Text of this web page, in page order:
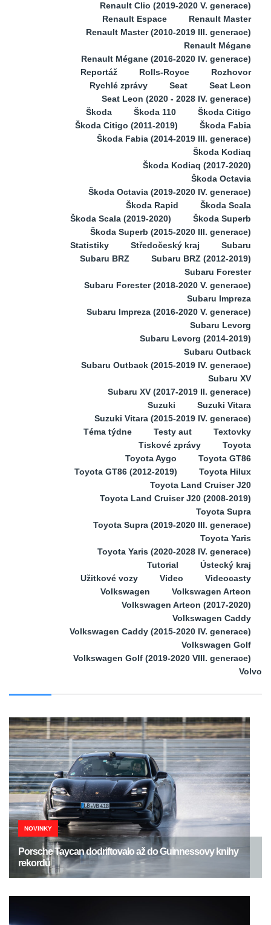
Renault Clio (2019-2020 V. generace)
Renault Espace
Renault Master
Renault Master (2010-2019 III. generace)
Renault Mégane
Renault Mégane (2016-2020 IV. generace)
Reportáž
Rolls-Royce
Rozhovor
Rychlé zprávy
Seat
Seat Leon
Seat Leon (2020 - 2028 IV. generace)
Škoda
Škoda 110
Škoda Citigo
Škoda Citigo (2011-2019)
Škoda Fabia
Škoda Fabia (2014-2019 III. generace)
Škoda Kodiaq
Škoda Kodiaq (2017-2020)
Škoda Octavia
Škoda Octavia (2019-2020 IV. generace)
Škoda Rapid
Škoda Scala
Škoda Scala (2019-2020)
Škoda Superb
Škoda Superb (2015-2020 III. generace)
Statistiky
Středočeský kraj
Subaru
Subaru BRZ
Subaru BRZ (2012-2019)
Subaru Forester
Subaru Forester (2018-2020 V. generace)
Subaru Impreza
Subaru Impreza (2016-2020 V. generace)
Subaru Levorg
Subaru Levorg (2014-2019)
Subaru Outback
Subaru Outback (2015-2019 IV. generace)
Subaru XV
Subaru XV (2017-2019 II. generace)
Suzuki
Suzuki Vitara
Suzuki Vitara (2015-2019 IV. generace)
Téma týdne
Testy aut
Textovky
Tiskové zprávy
Toyota
Toyota Aygo
Toyota GT86
Toyota GT86 (2012-2019)
Toyota Hilux
Toyota Land Cruiser J20
Toyota Land Cruiser J20 (2008-2019)
Toyota Supra
Toyota Supra (2019-2020 III. generace)
Toyota Yaris
Toyota Yaris (2020-2028 IV. generace)
Tutorial
Ústecký kraj
Užitkové vozy
Video
Videocasty
Volkswagen
Volkswagen Arteon
Volkswagen Arteon (2017-2020)
Volkswagen Caddy
Volkswagen Caddy (2015-2020 IV. generace)
Volkswagen Golf
Volkswagen Golf (2019-2020 VIII. generace)
Volvo
NOVINKY
Porsche Taycan dodriftovalo až do Guinnessovy knihy
rekordů